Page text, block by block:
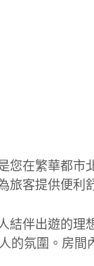
在繁華都市
旅客提供便利
結伴出遊的理
的氛圍。房